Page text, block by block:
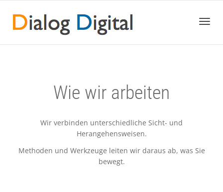
Wie wir arbeiten
Wir verbinden unterschiedliche Sicht- und
Herangehensweisen.
Methoden und Werkzeuge leiten wir daraus ab, was Sie
bewegt.